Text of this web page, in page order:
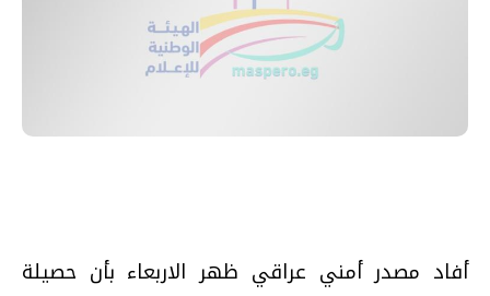
أفاد مصدر أمني عراقي ظهر الاربعاء بأن حصيلة